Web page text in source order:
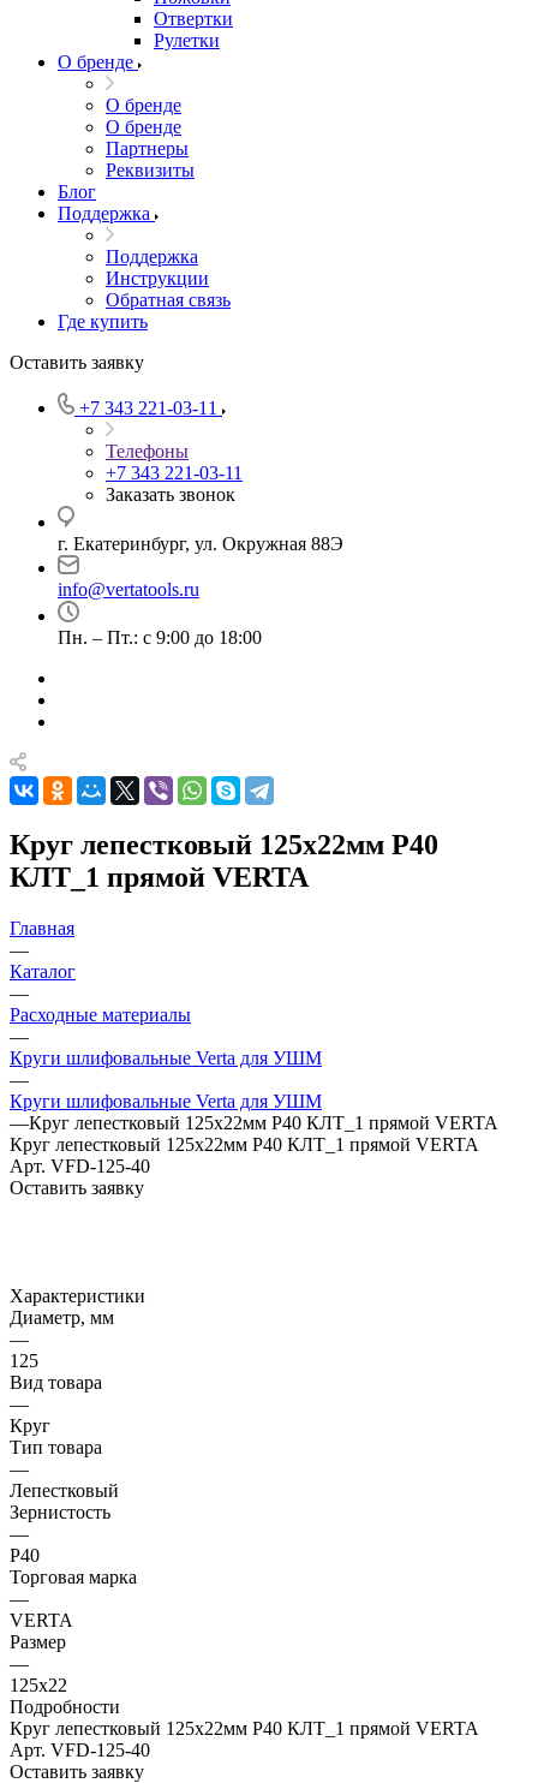
Отвертки
Рулетки
О бренде
О бренде
О бренде
Партнеры
Реквизиты
Блог
Поддержка
Поддержка
Инструкции
Обратная связь
Где купить
Оставить заявку
+7 343 221-03-11
Телефоны
+7 343 221-03-11
Заказать звонок
г. Екатеринбург, ул. Окружная 88Э
info@vertatools.ru
Пн. – Пт.: с 9:00 до 18:00
Круг лепестковый 125х22мм Р40
КЛТ_1 прямой VERTA
Главная
—
Каталог
—
Расходные материалы
—
Круги шлифовальные Verta для УШМ
—
Круги шлифовальные Verta для УШМ
—Круг лепестковый 125х22мм Р40 КЛТ_1 прямой VERTA
Круг лепестковый 125х22мм Р40 КЛТ_1 прямой VERTA
Арт. VFD-125-40
Оставить заявку
Характеристики
Диаметр, мм
—
125
Вид товара
—
Круг
Тип товара
—
Лепестковый
Зернистость
—
Р40
Торговая марка
—
VERTA
Размер
—
125х22
Подробности
Круг лепестковый 125х22мм Р40 КЛТ_1 прямой VERTA
Арт. VFD-125-40
Оставить заявку